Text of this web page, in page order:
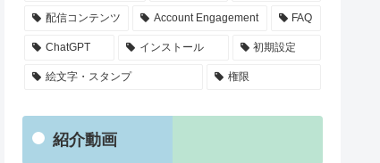
配信コンテンツ Account Engagement FAQ
ChatGPT インストール 初期設定
絵文字・スタンプ 権限
紹介動画